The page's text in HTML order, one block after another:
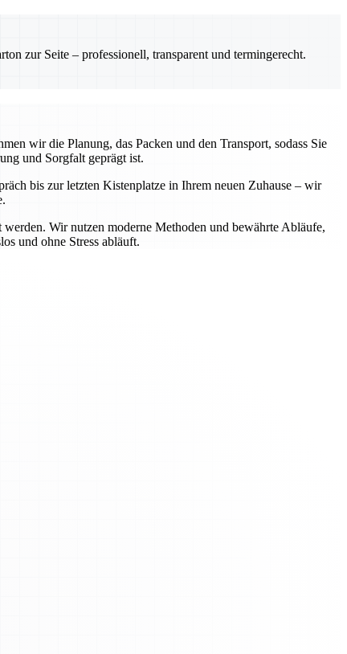
zur Seite – professionell, transparent und termingerecht.
wir die Planung, das Packen und den Transport, sodass Sie
und Sorgfalt geprägt ist.
bis zur letzten Kistenplatze in Ihrem neuen Zuhause – wir
Wir nutzen moderne Methoden und bewährte Abläufe,
und ohne Stress abläuft.